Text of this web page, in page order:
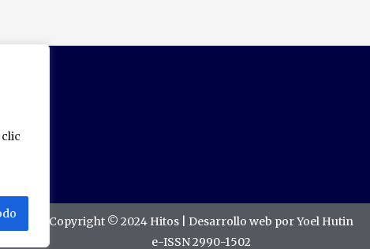
Copyright © 2024 Hitos | Desarrollo web por Yoel Hutin
e-ISSN 2990-1502